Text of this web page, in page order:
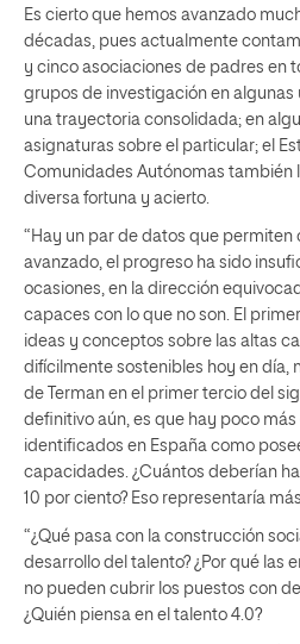
Es cierto que hemos avanzado
décadas, pues actualmente
y cinco asociaciones de padres en
grupos de investigación en algunas
una trayectoria consolidada; en
asignaturas sobre el particular; el
Comunidades Autónomas también
diversa fortuna y acierto.
“Hay un par de datos que permiten
avanzado, el progreso ha sido
ocasiones, en la dirección
capaces con lo que no son. El
ideas y conceptos sobre las altas
difícilmente sostenibles hoy en día,
de Terman en el primer tercio del
definitivo aún, es que hay poco
identificados en España como
capacidades. ¿Cuántos deberían
10 por ciento? Eso representaría
“¿Qué pasa con la construcción
desarrollo del talento? ¿Por qué las
no pueden cubrir los puestos con
¿Quién piensa en el talento 4.0?